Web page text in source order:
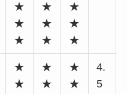
★
★
★
★
★
★
★
★
★
★
★
★
★
★
★
4.
5